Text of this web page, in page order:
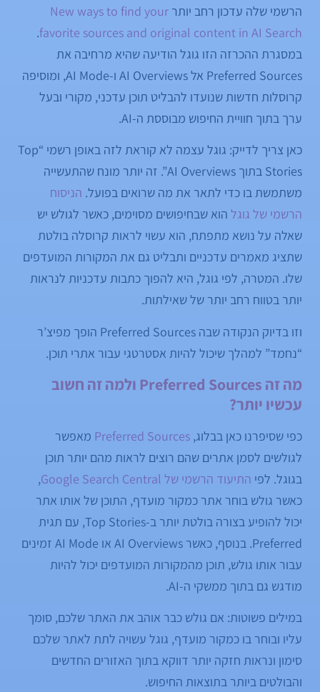
הרשמי שלה עדכון רחב יותרNew ways to find your
favorite sources and original content in AI Search
.
במסגרת ההכרזה הזו גוגל הודיעה שהיא מרחיבה את
Preferred Sources אל AI Overviews ו-AI Mode, ומוסיפה
קרוסלות חדשות שנועדו להבליט תוכן עדכני, מקורי ובעל
ערך בתוך חוויית החיפוש מבוססת ה-AI.
כאן צריך לדייק: גוגל עצמה לא קוראת לזה באופן רשמי “Top
Stories בתוך AI Overviews”. זה יותר מונח שהתעשייה
משתמשת בו כדי לתאר את מה שרואים בפועל. הניסוח
הרשמי של גוגל הוא שבחיפושים מסוימים, כאשר לגולש יש
שאלה על נושא מתפתח, הוא עשוי לראות קרוסלה בולטת
שתציג מאמרים עדכניים ותבליט גם את המקורות המועדפים
שלו. המטרה, לפי גוגל, היא להפוך כתבות עדכניות לנראות
יותר בטווח רחב יותר של שאילתות.
וזו בדיוק הנקודה שבה Preferred Sources הופך מפיצ’ר
“נחמד” למהלך שיכול להיות אסטרטגי עבור אתרי תוכן.
מה זה Preferred Sources ולמה זה חשוב
עכשיו יותר?
כפי שסיפרנו כאן בבלוג, Preferred Sources מאפשר
לגולשים לסמן אתרים שהם רוצים לראות מהם יותר תוכן
בגוגל. לפי התיעוד הרשמי של Google Search Central
,
כאשר גולש בוחר אתר כמקור מועדף, התוכן של אותו אתר
יכול להופיע בצורה בולטת יותר ב-Top Stories, עם תגית
Preferred. בנוסף, כאשר AI Overviews או AI Mode זמינים
עבור אותו גולש, תוכן מהמקורות המועדפים יכול להיות
מודגש גם בתוך ממשקי ה-AI.
במילים פשוטות: אם גולש כבר אוהב את האתר שלכם, סומך
עליו ובוחר בו כמקור מועדף, גוגל עשויה לתת לאתר שלכם
סימון ונראות חזקה יותר דווקא בתוך האזורים החדשים
והבולטים ביותר בתוצאות החיפוש.